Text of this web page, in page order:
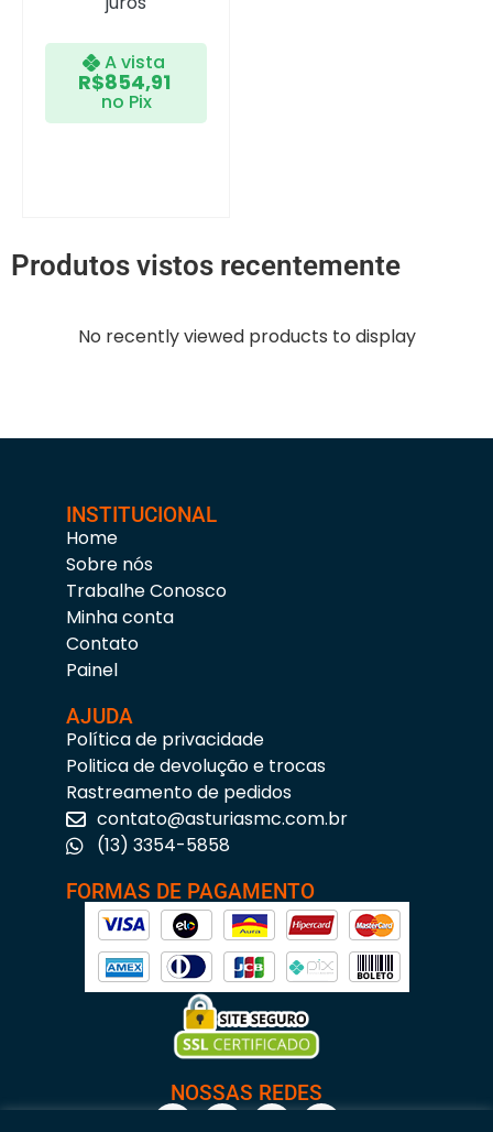
A vista
R$854,91
no Pix
Produtos vistos recentemente
No recently viewed products to display
INSTITUCIONAL
Home
Sobre nós
Trabalhe Conosco
Minha conta
Contato
Painel
AJUDA
Política de privacidade
Politica de devolução e trocas
Rastreamento de pedidos
contato@asturiasmc.com.br
(13) 3354-5858
FORMAS DE PAGAMENTO
NOSSAS REDES